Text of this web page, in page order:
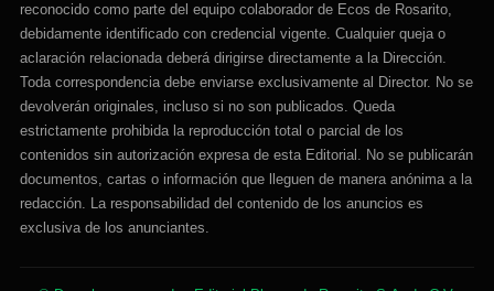
reconocido como parte del equipo colaborador de Ecos de Rosarito,
debidamente identificado con credencial vigente. Cualquier queja o
aclaración relacionada deberá dirigirse directamente a la Dirección.
Toda correspondencia debe enviarse exclusivamente al Director. No se
devolverán originales, incluso si no son publicados. Queda
estrictamente prohibida la reproducción total o parcial de los
contenidos sin autorización expresa de esta Editorial. No se publicarán
documentos, cartas o información que lleguen de manera anónima a la
redacción. La responsabilidad del contenido de los anuncios es
exclusiva de los anunciantes.